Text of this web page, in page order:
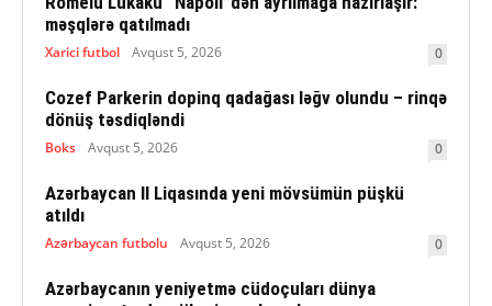
məşqlərə qatılmadı
Xarici futbol Avqust 5, 2026 0
Cozef Parkerin dopinq qadağası ləğv olundu – rinqə
dönüş təsdiqləndi
Boks Avqust 5, 2026 0
Azərbaycan II Liqasında yeni mövsümün püşkü
atıldı
Azərbaycan futbolu Avqust 5, 2026 0
Azərbaycanın yeniyetmə cüdoçuları dünya